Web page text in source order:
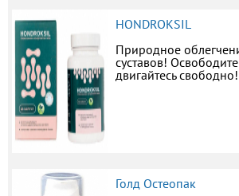
HONDROKSIL
Природное
суставов!
двигайтесь свободно!
Голд Остеопак